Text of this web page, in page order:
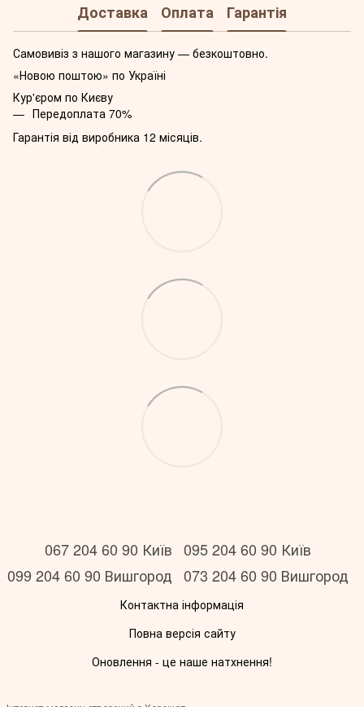
Доставка Оплата Гарантія
Самовивіз з нашого магазину — безкоштовно.
«Новою поштою» по Україні
Кур'єром по Києву
Передоплата 70%
Гарантія від виробника 12 місяців.
067 204 60 90 Київ 095 204 60 90 Київ
099 204 60 90 Вишгород 073 204 60 90 Вишгород
Контактна інформація
Повна версія сайту
Оновлення - це наше натхнення!